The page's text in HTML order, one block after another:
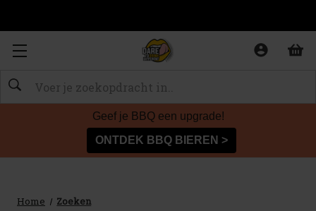
Zoeken
Geef je BBQ een upgrade!
ONTDEK BBQ BIEREN >
Home Zoeken